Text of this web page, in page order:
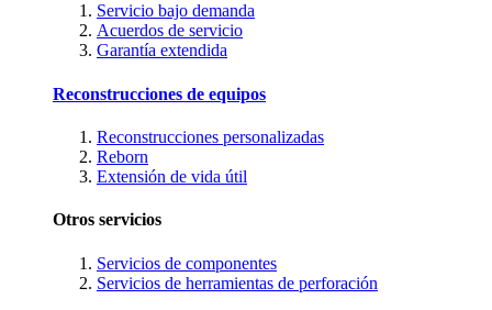
Servicio bajo demanda
Acuerdos de servicio
Garantía extendida
Reconstrucciones de equipos
Reconstrucciones personalizadas
Reborn
Extensión de vida útil
Otros servicios
Servicios de componentes
Servicios de herramientas de perforación